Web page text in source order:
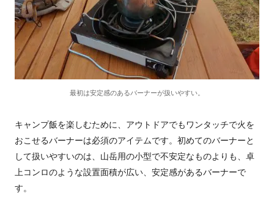
最初は安定感のあるバーナーが扱いやすい。
キャンプ飯を楽しむために、アウトドアでもワンタッチで火を
おこせるバーナーは必須のアイテムです。初めてのバーナーと
して扱いやすいのは、山岳用の小型で不安定なものよりも、卓
上コンロのような設置面積が広い、安定感があるバーナーで
す。